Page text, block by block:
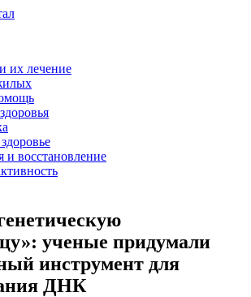
их лечение
и восстановление
ученые придумали
инструмент для
ДНК